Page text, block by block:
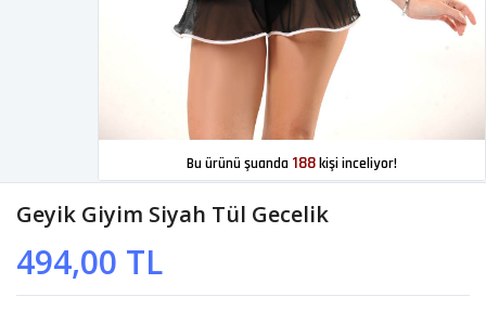
Bu ürünü şuanda 188kişi inceliyor!
Geyik Giyim Siyah Tül Gecelik
494,00 TL